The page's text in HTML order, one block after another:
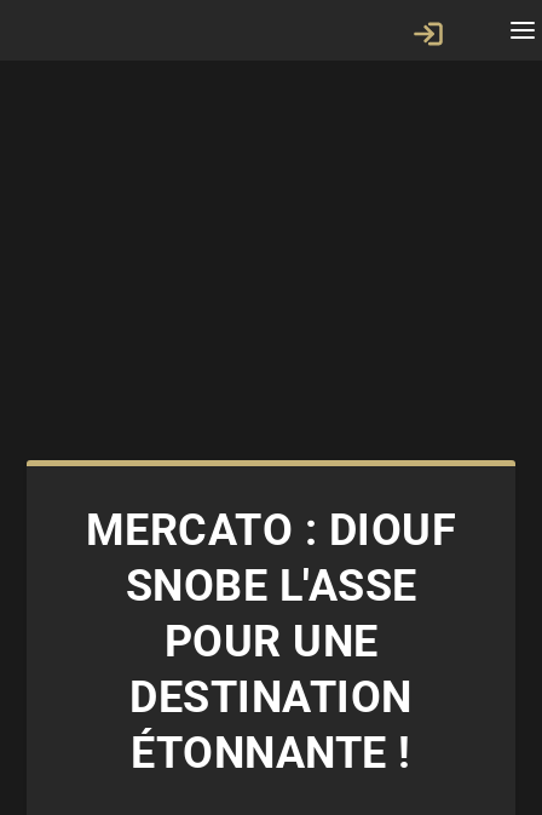
MERCATO : DIOUF
SNOBE L'ASSE
POUR UNE
DESTINATION
ÉTONNANTE !